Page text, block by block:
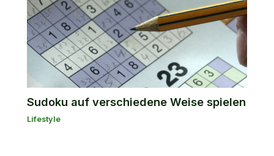
Sudoku auf verschiedene Weise spielen
Lifestyle